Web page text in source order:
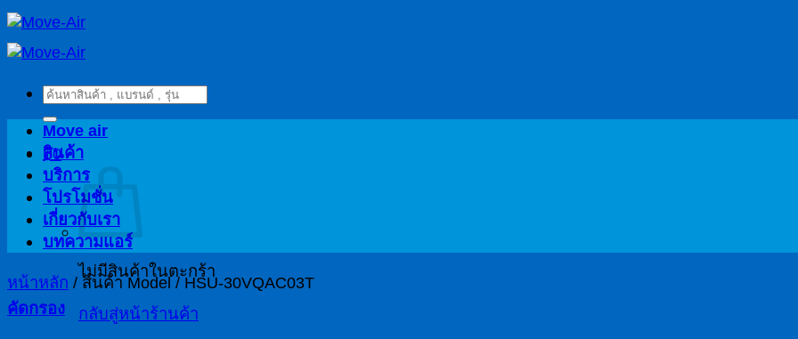
ข้าม
ไป
เนื้อหาค้นหา:
฿0
ไม่มีสินค้าในตะกร้า
กลับสู่หน้าร้านค้า
Move air
สินค้า
บริการ
โปรโมชั่น
เกี่ยวกับเรา
บทความแอร์
หน้าหลัก / สินค้า Model/HSU-30VQAC03T
คัดกรอง